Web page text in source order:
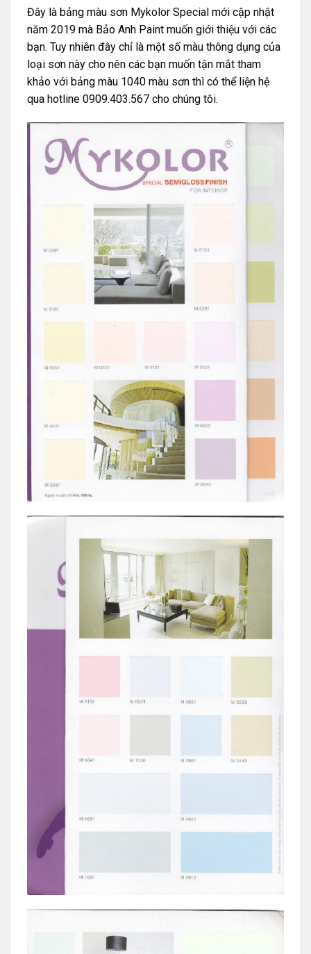
Đây là bảng màu sơn Mykolor Special mới cập nhật
năm 2019 mà Bảo Anh Paint muốn giới thiệu với các
bạn. Tuy nhiên đây chỉ là một số màu thông dụng của
loại sơn này cho nên các bạn muốn tận mắt tham
khảo với bảng màu 1040 màu sơn thì có thể liện hệ
qua hotline 0909.403.567 cho chúng tôi.